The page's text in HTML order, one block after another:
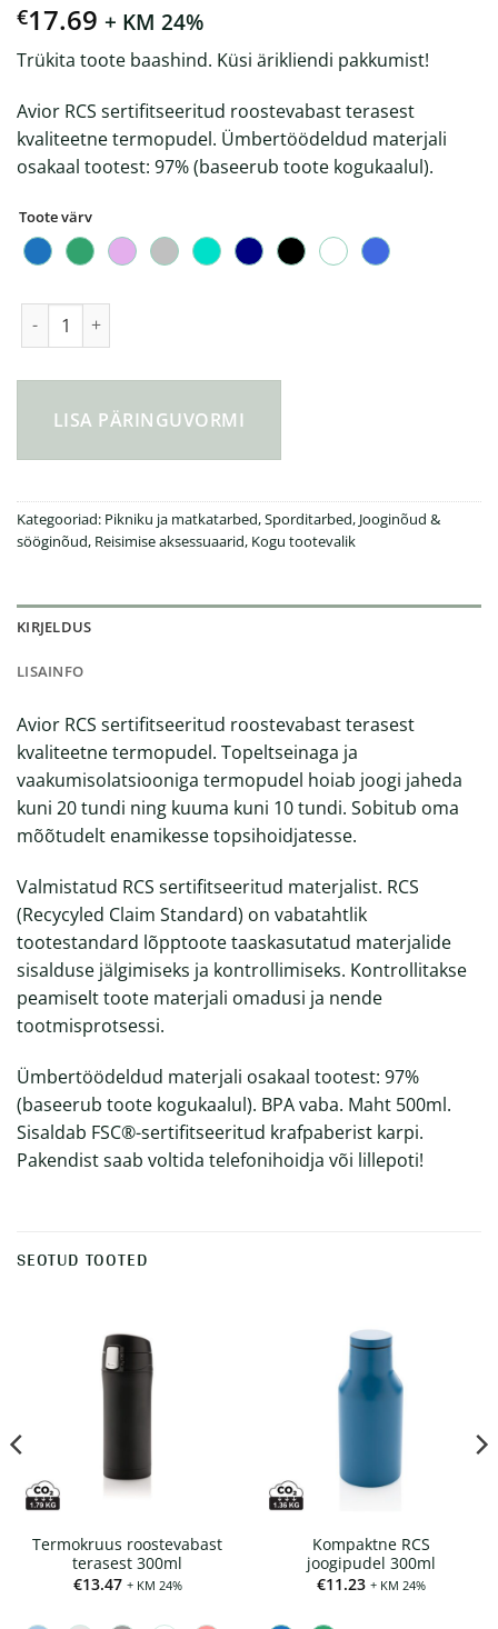
€17.69 + KM 24%
Trükita toote baashind. Küsi ärikliendi pakkumist!
Avior RCS sertifitseeritud roostevabast terasest
kvaliteetne termopudel. Ümbertöödeldud materjali
osakaal tootest: 97% (baseerub toote kogukaalul).
Toote värv
LISA PÄRINGUVORMI
Kategooriad: Pikniku ja matkatarbed,Sporditarbed, Jooginõud &
sööginõud, Reisimise aksessuaarid, Kogu tootevalik
KIRJELDUS
LISAINFO
Avior RCS sertifitseeritud roostevabast terasest
kvaliteetne termopudel. Topeltseinaga ja
vaakumisolatsiooniga termopudel hoiab joogi jaheda
kuni 20 tundi ning kuuma kuni 10 tundi. Sobitub oma
mõõtudelt enamikesse topsihoidjatesse.
Valmistatud RCS sertifitseeritud materjalist. RCS
(Recycyled Claim Standard) on vabatahtlik
tootestandard lõpptoote taaskasutatud materjalide
sisalduse jälgimiseks ja kontrollimiseks. Kontrollitakse
peamiselt toote materjali omadusi ja nende
tootmisprotsessi.
Ümbertöödeldud materjali osakaal tootest: 97%
(baseerub toote kogukaalul). BPA vaba. Maht 500ml.
Sisaldab FSC®-sertifitseeritud krafpaberist karpi.
Pakendist saab voltida telefonihoidja või lillepoti!
SEOTUD TOOTED
Termokruus roostevabast
terasest 300ml
€13.47 + KM 24%
Kompaktne RCS
joogipudel 300ml
€11.23 + KM 24%